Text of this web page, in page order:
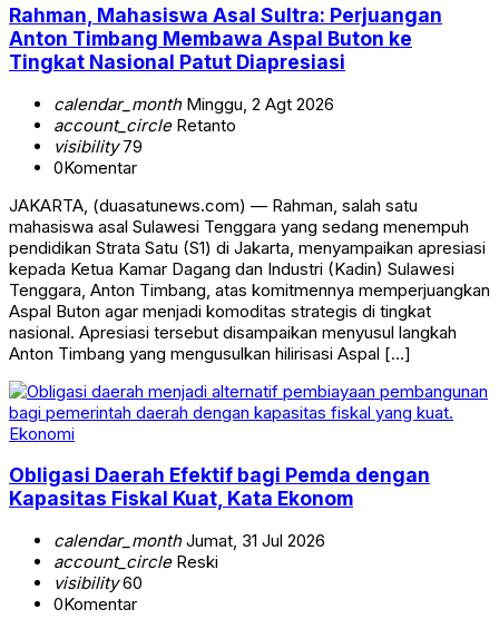
Rahman, Mahasiswa Asal Sultra: Perjuangan
Anton Timbang Membawa Aspal Buton ke
Tingkat Nasional Patut Diapresiasi
calendar_monthMinggu, 2 Agt 2026
account_circleRetanto
visibility79
0Komentar
JAKARTA, (duasatunews.com) — Rahman, salah satu
mahasiswa asal Sulawesi Tenggara yang sedang menempuh
pendidikan Strata Satu (S1) di Jakarta, menyampaikan apresiasi
kepada Ketua Kamar Dagang dan Industri (Kadin) Sulawesi
Tenggara, Anton Timbang, atas komitmennya memperjuangkan
Aspal Buton agar menjadi komoditas strategis di tingkat
nasional. Apresiasi tersebut disampaikan menyusul langkah
Anton Timbang yang mengusulkan hilirisasi Aspal […]
Ekonomi
Obligasi Daerah Efektif bagi Pemda dengan
Kapasitas Fiskal Kuat, Kata Ekonom
calendar_monthJumat, 31 Jul 2026
account_circleReski
visibility60
0Komentar